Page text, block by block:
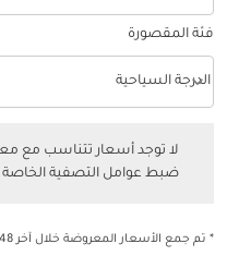
فئة المقصورة
فئة المقصورة option الدرجة السياحية Selected
الدرجة السياحية
keyboard_arrow_down
لا توجد أسعار تتناسب مع
ضبط عوامل التصفية
* تم جمع الأسعار المعروضة خلال آخر 48 ساعة وقد لا تكون متاحة وقت الحجز.